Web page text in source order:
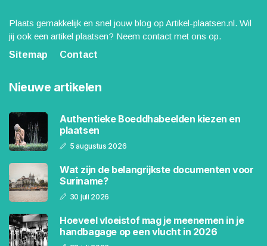
Plaats gemakkelijk en snel jouw blog op Artikel-plaatsen.nl. Wil
jij ook een artikel plaatsen? Neem contact met ons op.
Sitemap
Contact
Nieuwe artikelen
Authentieke Boeddhabeelden kiezen en
plaatsen
5 augustus 2026
Wat zijn de belangrijkste documenten voor
Suriname?
30 juli 2026
Hoeveel vloeistof mag je meenemen in je
handbagage op een vlucht in 2026